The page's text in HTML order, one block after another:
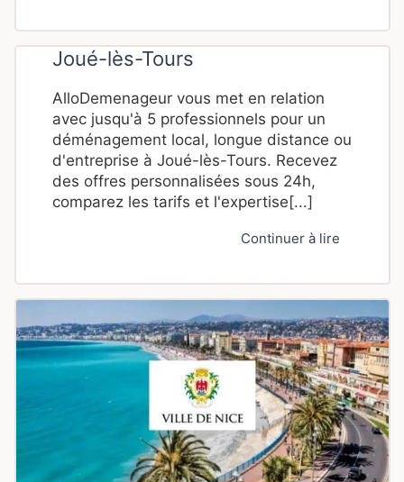
Joué-lès-Tours
AlloDemenageur vous met en relation
avec jusqu'à 5 professionnels pour un
déménagement local, longue distance ou
d'entreprise à Joué-lès-Tours. Recevez
des offres personnalisées sous 24h,
comparez les tarifs et l'expertise[...]
Continuer à lire